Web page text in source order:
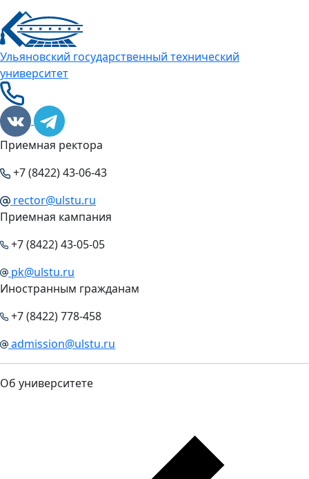
Ульяновский государственный технический
университет
Приемная ректора
+7 (8422) 43-06-43
rector@ulstu.ru
Приемная кампания
+7 (8422) 43-05-05
pk@ulstu.ru
Иностранным гражданам
+7 (8422) 778-458
admission@ulstu.ru
Об университете